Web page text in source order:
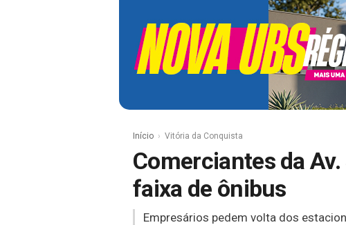
Início Vitória da Conquista
Comerciantes da
faixa de ônibus
Empresários pedem volta dos